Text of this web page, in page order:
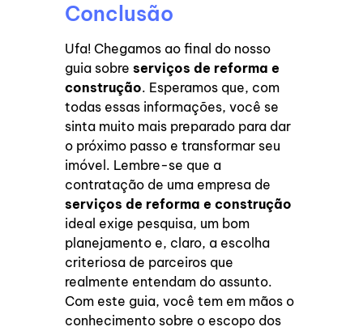
Conclusão
Ufa! Chegamos ao final do nosso
guia sobreserviços de reforma e
construção. Esperamos que, com
todas essas informações, você se
sinta muito mais preparado para dar
o próximo passo e transformar seu
imóvel. Lembre-se que a
contratação de uma empresa de
serviços de reforma e construção
ideal exige pesquisa, um bom
planejamento e, claro, a escolha
criteriosa de parceiros que
realmente entendam do assunto.
Com este guia, você tem em mãos o
conhecimento sobre o escopo dos